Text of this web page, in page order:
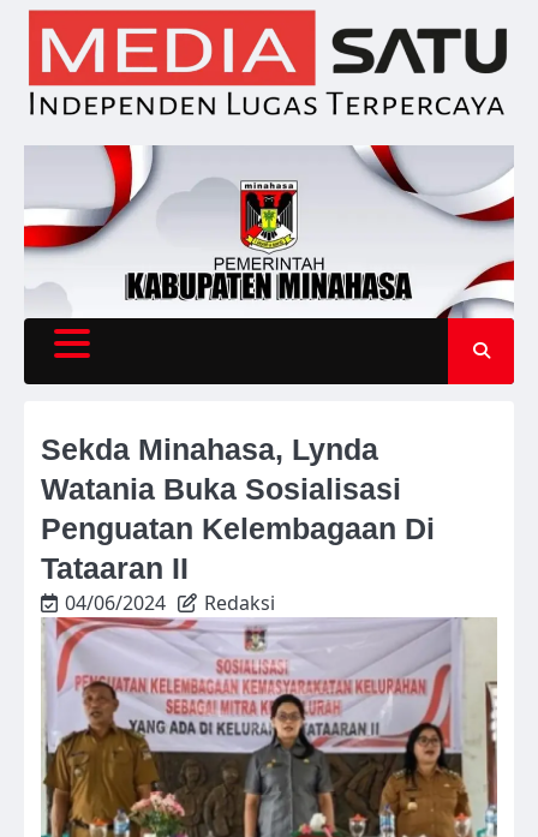
Skip
content
Sekda Minahasa, Lynda
Watania Buka Sosialisasi
Penguatan Kelembagaan Di
Tataaran II
04/06/2024 Redaksi